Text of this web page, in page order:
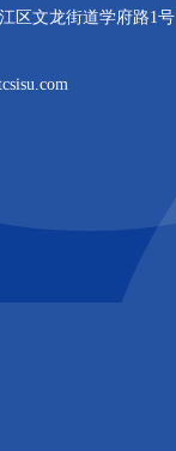
区文龙街道学府路1号